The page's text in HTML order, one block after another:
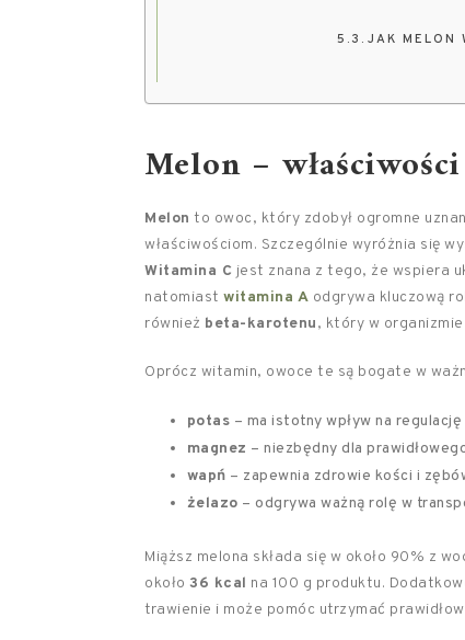
JAK MELON
Melon –
Melon to owoc, który zdobył ogromne
właściwościom. Szczególnie wyróżnia się
Witamina C jest znana z tego, że wspiera
natomiast witamina A odgrywa kluczową
również beta-karotenu, który w
Oprócz witamin, owoce te są bogate w
potas – ma istotny wpływ na
magnez – niezbędny dla
wapń – zapewnia zdrowie kości i
żelazo – odgrywa ważną rolę w
Miąższ melona składa się w około 90% z
około 36 kcal na 100 g produktu.
trawienie i może pomóc utrzymać